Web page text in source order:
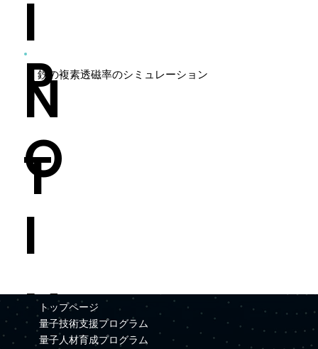
I
N
T
鉄の複素透磁率のシミュレーション
P
O
I
Nトップページ
量子技術支援プログラム
量子人材育成プログラム